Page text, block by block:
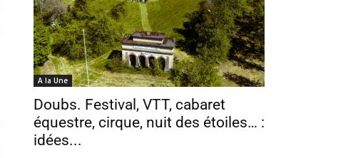
A la Une
Doubs. Festival, VTT, cabaret
équestre, cirque, nuit des étoiles… :
idées...